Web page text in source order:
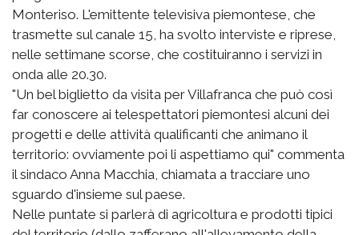
Monteriso. L'emittente televisiva piemontese, che
trasmette sul canale 15, ha svolto interviste e riprese,
nelle settimane scorse, che costituiranno i servizi in
onda alle 20.30.
"Un bel biglietto da visita per Villafranca che può così
far conoscere ai telespettatori piemontesi alcuni dei
progetti e delle attività qualificanti che animano il
territorio: ovviamente poi li aspettiamo qui" commenta
il sindaco Anna Macchia, chiamata a tracciare uno
sguardo d'insieme sul paese.
Nelle puntate si parlerà di agricoltura e prodotti tipici